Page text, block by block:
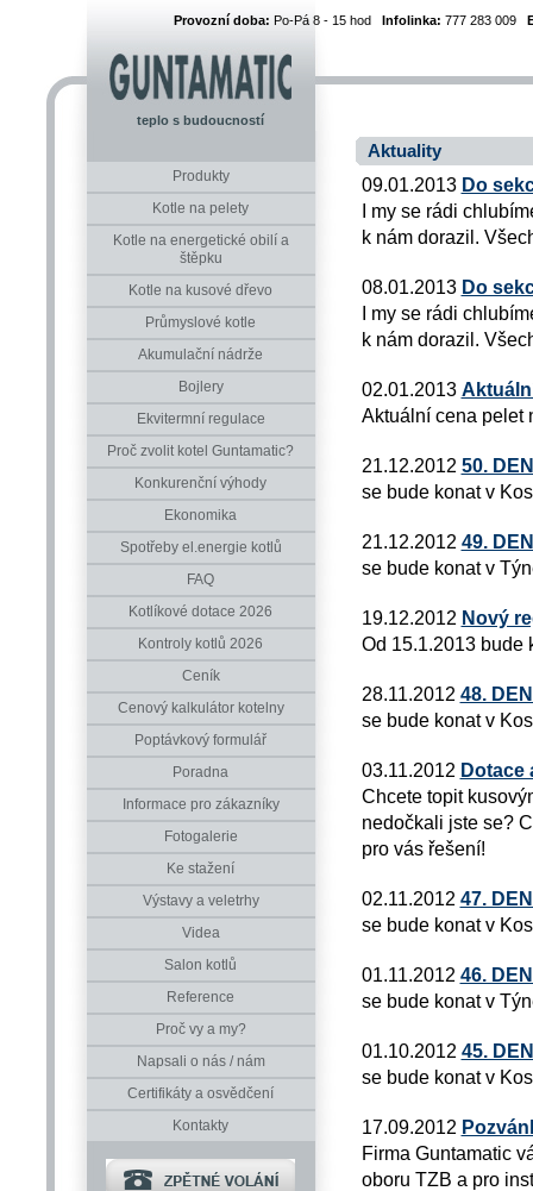
Provozní doba: Po-Pá 8 - 15 hod Infolinka: 777 283 009
teplo s budoucností
Produkty
Kotle na pelety
Kotle na energetické obilí a
štěpku
Kotle na kusové dřevo
Průmyslové kotle
Akumulační nádrže
Bojlery
Ekvitermní regulace
Proč zvolit kotel Guntamatic?
Konkurenční výhody
Ekonomika
Spotřeby el.energie kotlů
FAQ
Kotlíkové dotace 2026
Kontroly kotlů 2026
Ceník
Cenový kalkulátor kotelny
Poptávkový formulář
Poradna
Informace pro zákazníky
Fotogalerie
Ke stažení
Výstavy a veletrhy
Videa
Salon kotlů
Reference
Proč vy a my?
Napsali o nás / nám
Certifikáty a osvědčení
Kontakty
Aktuality
09.01.2013 Do
I my se rádi
k nám dorazil.
08.01.2013 Do
I my se rádi
k nám dorazil.
02.01.2013
Aktuální cena pelet
21.12.2012 50.
se bude konat v
21.12.2012 49.
se bude konat v
19.12.2012 Nový
Od 15.1.2013 bude
28.11.2012 48.
se bude konat v
03.11.2012 Dotace
Chcete topit
nedočkali jste se?
pro vás řešení!
02.11.2012 47.
se bude konat v
01.11.2012 46.
se bude konat v
01.10.2012 45.
se bude konat v
17.09.2012
Firma Guntamatic
oboru TZB a pro